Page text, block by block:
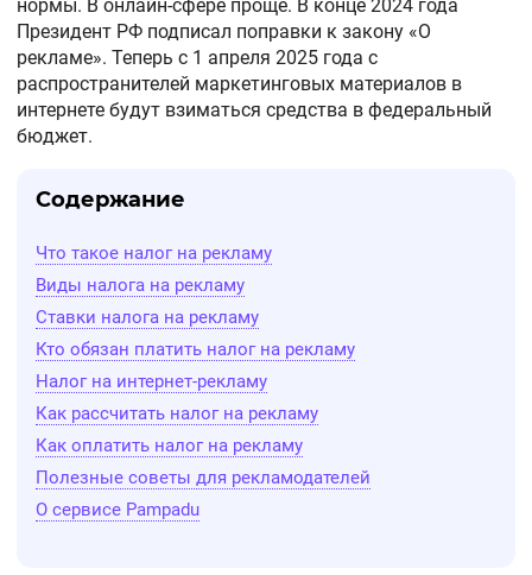
нормы. В онлайн-сфере проще. В конце 2024 года
Президент РФ подписал поправки к закону «О
рекламе». Теперь с 1 апреля 2025 года с
распространителей маркетинговых материалов в
интернете будут взиматься средства в федеральный
бюджет.
Содержание
Что такое налог на рекламу
Виды налога на рекламу
Ставки налога на рекламу
Кто обязан платить налог на рекламу
Налог на интернет-рекламу
Как рассчитать налог на рекламу
Как оплатить налог на рекламу
Полезные советы для рекламодателей
О сервисе Pampadu